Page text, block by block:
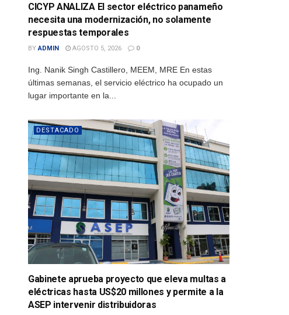
CICYP ANALIZA El sector eléctrico panameño
necesita una modernización, no solamente
respuestas temporales
BY ADMIN AGOSTO 5, 2026 0
Ing. Nanik Singh Castillero, MEEM, MRE En estas
últimas semanas, el servicio eléctrico ha ocupado un
lugar importante en la...
DESTACADO
Gabinete aprueba proyecto que eleva multas a
eléctricas hasta US$20 millones y permite a la
ASEP intervenir distribuidoras